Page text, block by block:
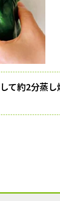
て約2分蒸